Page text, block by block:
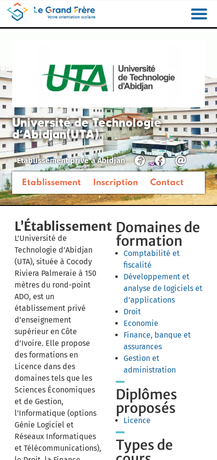
Université de Technologie
d’Abidjan(UTA)
Etablissement privé àAbidjan
Etablissement Inscription Contact
L’Établissement
​L’Université de
Technologie d’Abidjan
(UTA), située à Cocody
Riviera Palmeraie à 150
mètres du rond-point
ADO, est un
établissement privé
d’enseignement
supérieur en Côte
d’Ivoire. Elle propose
des formations en
Licence dans des
domaines tels que les
Sciences Économiques
et de Gestion,
l’Informatique (options
Génie Logiciel et
Réseaux Informatiques
et Télécommunications),
Domaines de
formation
Comptabilité et
fiscalité
Développement et
analyse de logiciels et
d’applications
Droit
Economie
Finance, banque et
assurances
Gestion et
administration
Diplômes
proposés
Licence
Types de